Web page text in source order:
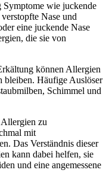
wie juckende
Nase und
eine juckende Nase
die sie von
können Allergien
bleiben. Häufige Auslöser
Schimmel und
zu
mit
Das Verständnis dieser
kann dabei helfen, sie
und eine angemessene